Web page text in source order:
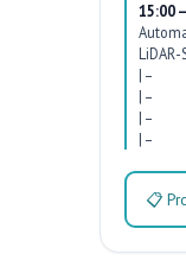
15:00
| –
| –
| –
| –
📋